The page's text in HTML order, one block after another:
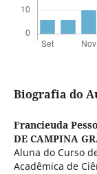
Biografia do
Francieuda
DE CAMPINA
Aluna do Curso
Acadêmica de